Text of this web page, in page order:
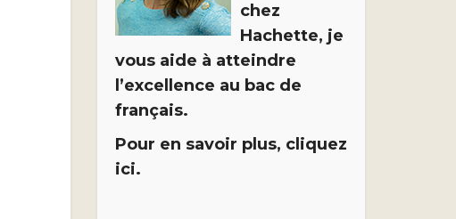
chez
Hachette, je
vous aide à atteindre
l’excellence au bac de
français.
Pour en savoir plus, cliquez
ici.